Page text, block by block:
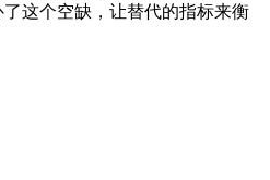
这个空缺，让替代的指标来衡